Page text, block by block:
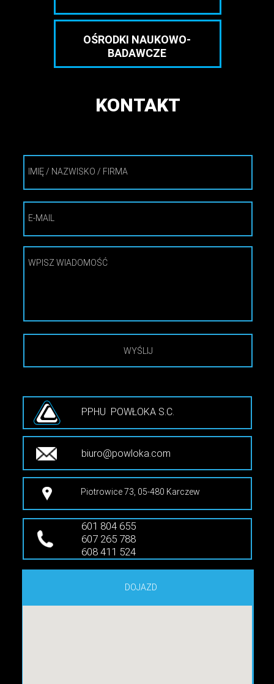
OŚRODKI NAUKOWO-
BADAWCZE
KONTAKT
IMIĘ / NAZWISKO / FIRMA
E-MAIL
WYŚLIJ
WPISZ WIADOMOŚĆ
PPHU POWŁOKA S.C.
biuro@powloka.com
Piotrowice 73, 05-480 Karczew
601 804 655
607 265 788
608 411 524
DOJAZD